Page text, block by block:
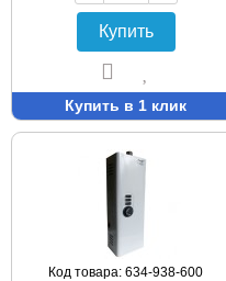
Купить
Купить в 1 клик
Код товара: 634-938-600